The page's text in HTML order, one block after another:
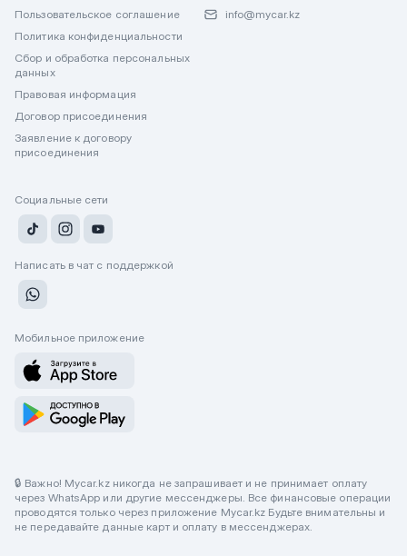
Пользовательское соглашение
Политика конфиденциальности
Сбор и обработка персональных
данных
Правовая информация
Договор присоединения
Заявление к договору
присоединения
info@mycar.kz
Социальные сети
Написать в чат с поддержкой
Мобильное приложение
🔒 Важно! Mycar.kz никогда не запрашивает и не принимает оплату
через WhatsApp или другие мессенджеры. Все финансовые операции
проводятся только через приложение Mycar.kz Будьте внимательны и
не передавайте данные карт и оплату в мессенджерах.